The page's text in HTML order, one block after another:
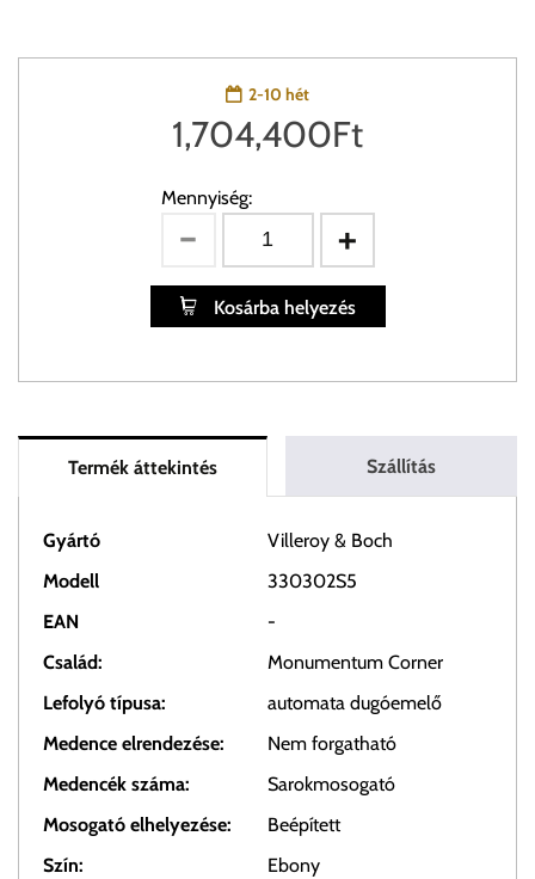
2-10 hét
1,704,400Ft
Mennyiség:
Kosárba helyezés
Termék áttekintés Szállítás
Gyártó
Villeroy & Boch
Modell
330302S5
EAN
-
Család:
Monumentum Corner
Lefolyó típusa:
automata dugóemelő
Medence elrendezése:
Nem forgatható
Medencék száma:
Sarokmosogató
Mosogató elhelyezése:
Beépített
Szín:
Ebony